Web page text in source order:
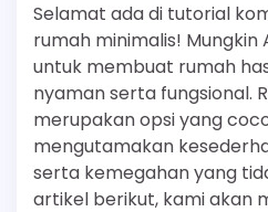
Selamat ada di tutorial
rumah minimalis! Mungkin
untuk membuat rumah
nyaman serta fungsional.
merupakan opsi yang
mengutamakan
serta kemegahan yang
artikel berikut, kami akan